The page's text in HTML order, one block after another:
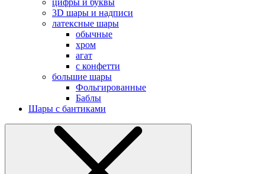
цифры и буквы
3D шары и надписи
латексные шары
обычные
хром
агат
с конфетти
большие шары
Фольгированные
Баблы
Шары с бантиками